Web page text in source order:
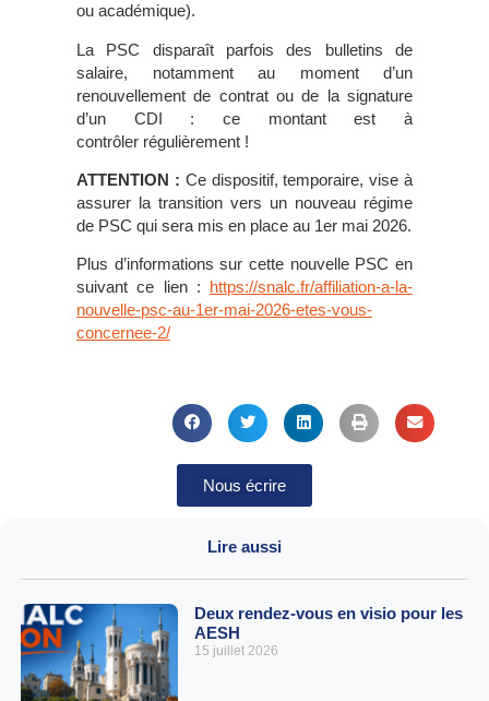
ou académique).
La PSC disparaît parfois des bulletins de
salaire, notamment au moment d’un
renouvellement de contrat ou de la signature
d’un CDI : ce montant est à
contrôler régulièrement !
ATTENTION : Ce dispositif, temporaire, vise à
assurer la transition vers un nouveau régime
de PSC qui sera mis en place au 1er mai 2026.
Plus d’informations sur cette nouvelle PSC en
suivant ce lien : https://snalc.fr/affiliation-a-la-
nouvelle-psc-au-1er-mai-2026-etes-vous-
concernee-2/
Nous écrire
Lire aussi
Deux rendez-vous en visio pour les
AESH
15 juillet 2026